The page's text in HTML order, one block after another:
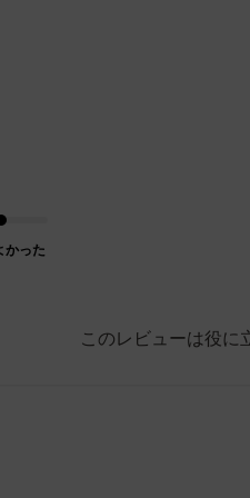
かった
このレビューは役に